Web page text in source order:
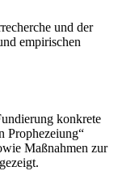
und der
empirischen
konkrete
Prophezeiung“
Maßnahmen zur